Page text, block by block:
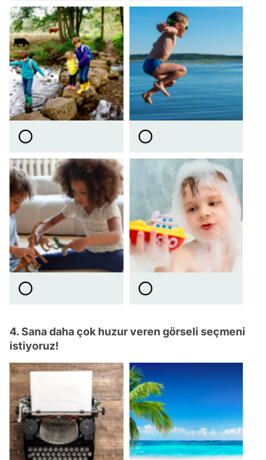
4. Sana daha çok huzur veren görseli seçmeni
istiyoruz!